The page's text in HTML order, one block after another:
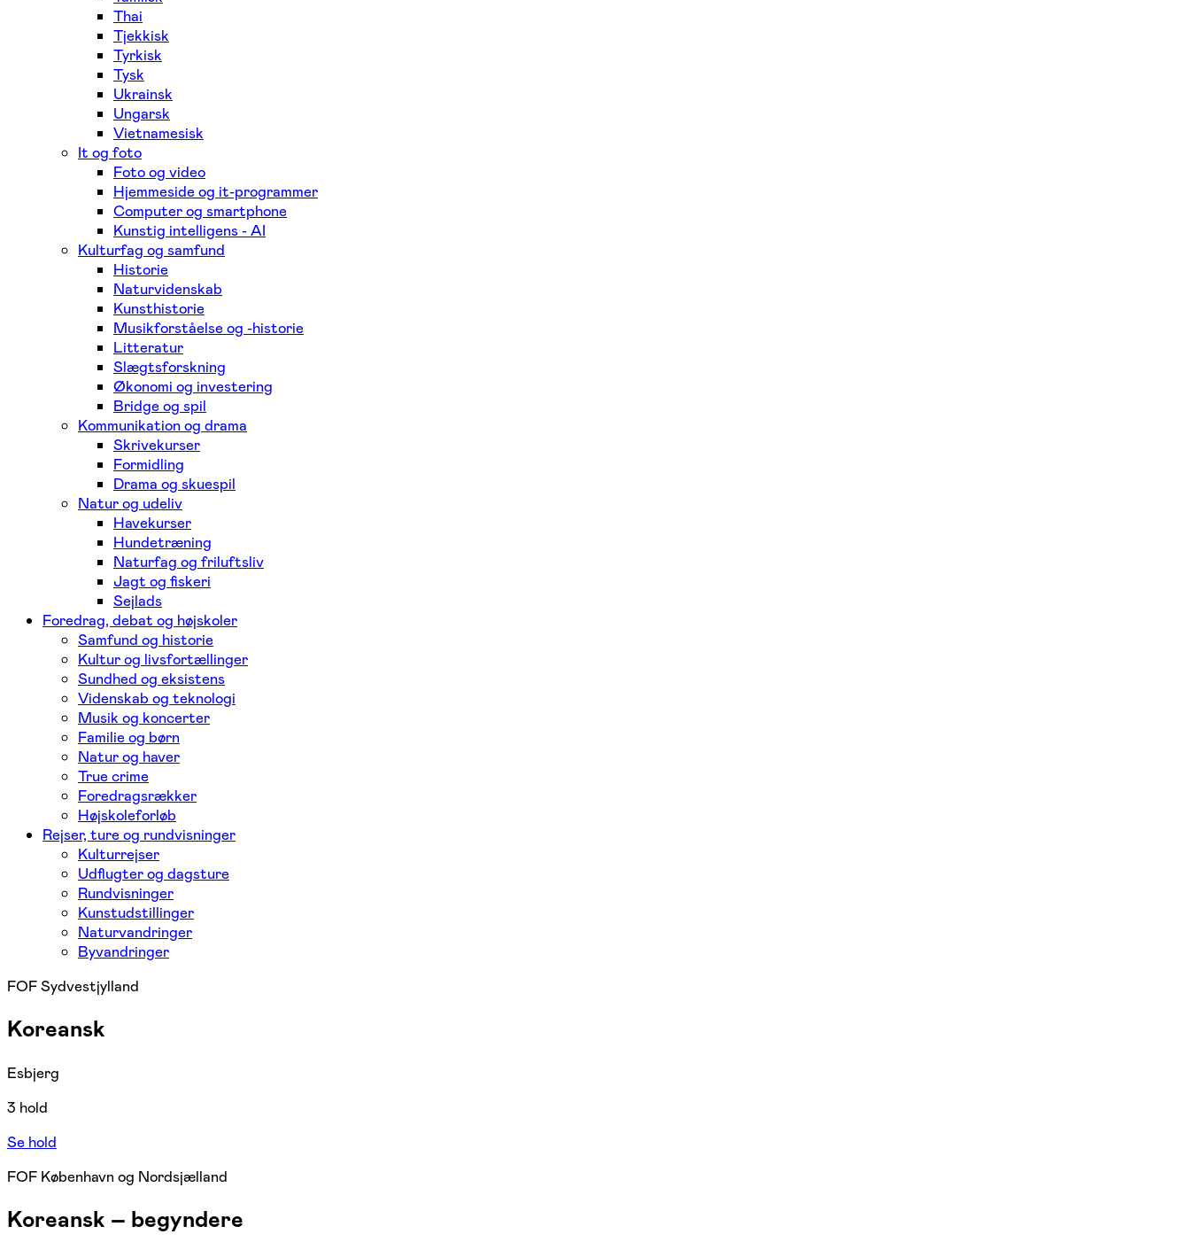
Thai
Tjekkisk
Tyrkisk
Tysk
Ukrainsk
Ungarsk
Vietnamesisk
It og foto
Foto og video
Hjemmeside og it-programmer
Computer og smartphone
Kunstig intelligens - AI
Kulturfag og samfund
Historie
Naturvidenskab
Kunsthistorie
Musikforståelse og -historie
Litteratur
Slægtsforskning
Økonomi og investering
Bridge og spil
Kommunikation og drama
Skrivekurser
Formidling
Drama og skuespil
Natur og udeliv
Havekurser
Hundetræning
Naturfag og friluftsliv
Jagt og fiskeri
Sejlads
Foredrag, debat og højskoler
Samfund og historie
Kultur og livsfortællinger
Sundhed og eksistens
Videnskab og teknologi
Musik og koncerter
Familie og børn
Natur og haver
True crime
Foredragsrækker
Højskoleforløb
Rejser, ture og rundvisninger
Kulturrejser
Udflugter og dagsture
Rundvisninger
Kunstudstillinger
Naturvandringer
Byvandringer
FOF Sydvestjylland
Koreansk
Esbjerg
3 hold
Se hold
FOF København og Nordsjælland
Koreansk – begyndere